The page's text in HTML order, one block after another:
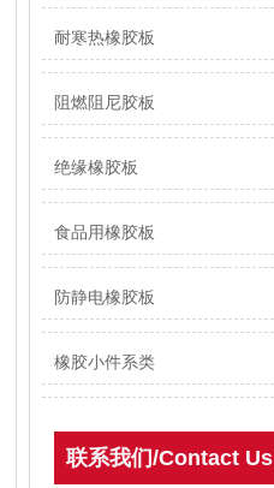
耐寒热橡胶板
阻燃阻尼胶板
绝缘橡胶板
食品用橡胶板
防静电橡胶板
橡胶小件系类
联系我们/Contact Us